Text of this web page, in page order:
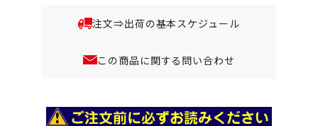
注文⇒出荷の基本スケジュール
この商品に関する問い合わせ